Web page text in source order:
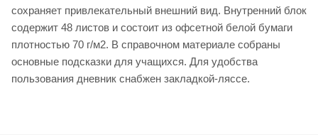
сохраняет привлекательный внешний вид. Внутренний блок
содержит 48 листов и состоит из офсетной белой бумаги
плотностью 70 г/м2. В справочном материале собраны
основные подсказки для учащихся. Для удобства
пользования дневник снабжен закладкой-ляссе.